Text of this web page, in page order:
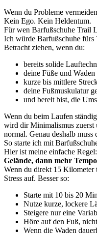
Wenn du Probleme
Kein Ego. Kein Heldentum.
Für wen Barfußschuhe Trail
Ich würde Barfußschuhe fürs
Betracht ziehen, wenn du:
bereits solide
deine Füße und Waden
kurze bis mittlere
deine Fußmuskulatur
und bereit bist, die
Wenn du beim Laufen
wird dir Minimalismus zuerst
normal. Genau deshalb
So starte ich mit
Hier ist meine einfache Regel:
Gelände, dann mehr Tempo
Wenn du direkt 15 Kilometer
Stress auf. Besser so:
Starte mit 10 bis 20
Nutze kurze, lockere
Steigere nur eine
Höre auf den Fuß,
Wenn die Waden